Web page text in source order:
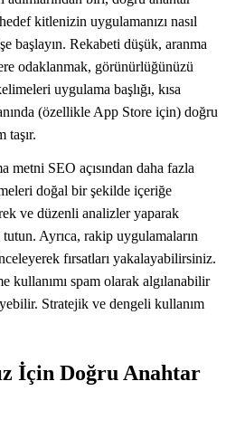
kitlenizin uygulamanızı nasıl
başlayın. Rekabeti düşük, aranma
odaklanmak, görünürlüğünüzü
uygulama başlığı, kısa
(özellikle App Store için) doğru
taşır.
metni SEO açısından daha fazla
doğal bir şekilde içeriğe
ve düzenli analizler yaparak
Ayrıca, rakip uygulamaların
fırsatları yakalayabilirsiniz.
kullanımı spam olarak algılanabilir
Stratejik ve dengeli kullanım
İçin Doğru Anahtar